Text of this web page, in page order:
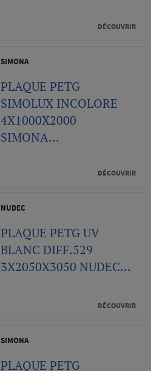
DÉCOUVRIR
SIMONA
PLAQUE PETG
SIMOLUX INCOLORE
4X1000X2000
SIMONA...
DÉCOUVRIR
NUDEC
PLAQUE PETG UV
BLANC DIFF.529
3X2050X3050 NUDEC...
DÉCOUVRIR
SIMONA
PLAQUE PETG